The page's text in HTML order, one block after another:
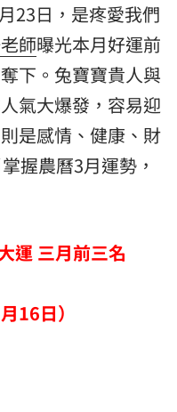
23日，是疼愛我們
師曝光本月好運前
下。兔寶寶貴人與
氣大爆發，容易迎
是感情、健康、財
握農曆3月運勢，
運 三月前三名
16日）